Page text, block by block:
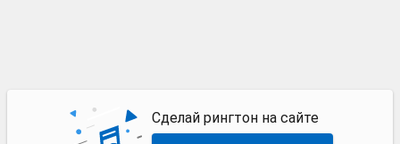
Сделай рингтон на сайте